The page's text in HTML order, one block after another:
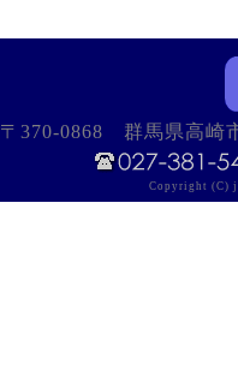
〒370-0868 群馬県高崎
Copyright (C)